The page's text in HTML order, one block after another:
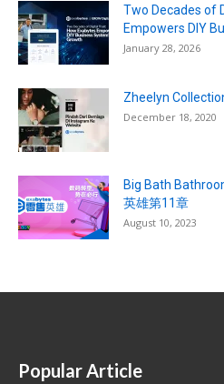
Two Decades of
Empowers DIY
January 28, 2026
Zheelyn
December 18, 2020
Big Bath
英雄第11章
August 10, 2023
Popular Article